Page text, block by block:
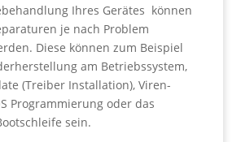
Ihres Gerätes können
je nach Problem
Diese können zum Beispiel
am Betriebssystem,
(Treiber Installation), Viren-
Programmierung oder das
sein.